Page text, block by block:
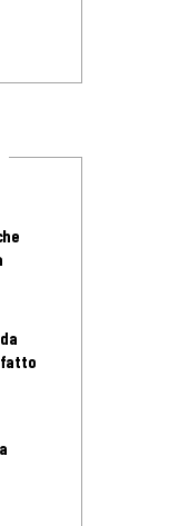
fatto